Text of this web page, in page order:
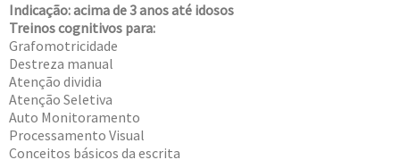
Indicação: acima de 3 anos até idosos
Treinos cognitivos para:
Grafomotricidade
Destreza manual
Atenção dividia
Atenção Seletiva
Auto Monitoramento
Processamento Visual
Conceitos básicos da escrita